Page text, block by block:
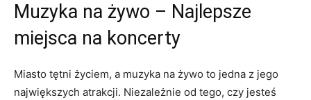
Muzyka na żywo – Najlepsze
miejsca na koncerty
Miasto tętni życiem, a muzyka na żywo to jedna z jego
największych atrakcji. Niezależnie od tego, czy jesteś